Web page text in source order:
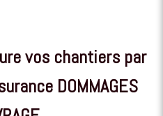
vos chantiers par
DOMMAGES